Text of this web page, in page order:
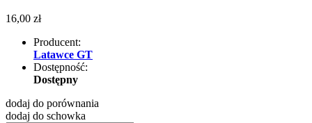
16,00 zł
Producent:
Latawce GT
Dostępność:
Dostępny
dodaj do porównania
dodaj do schowka